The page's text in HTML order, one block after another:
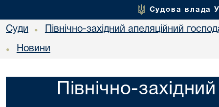
Судова влада
Суди • Північно-західний апеляційний
• Новини
Північно-